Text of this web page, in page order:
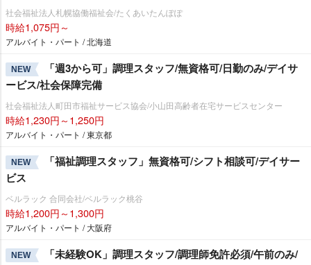
社会福祉法人札幌協働福祉会/たくあいたんぽぽ
時給1,075円～
アルバイト・パート / 北海道
NEW
「週3から可」調理スタッフ/無資格可/日勤のみ/デイサ
ービス/社会保障完備
社会福祉法人町田市福祉サービス協会/小山田高齢者在宅サービスセンター
時給1,230円～1,250円
アルバイト・パート / 東京都
NEW
「福祉調理スタッフ」無資格可/シフト相談可/デイサー
ビス
ベルラック 合同会社/ベルラック桃谷
時給1,200円～1,300円
アルバイト・パート / 大阪府
NEW
「未経験OK」調理スタッフ/調理師免許必須/午前のみ/